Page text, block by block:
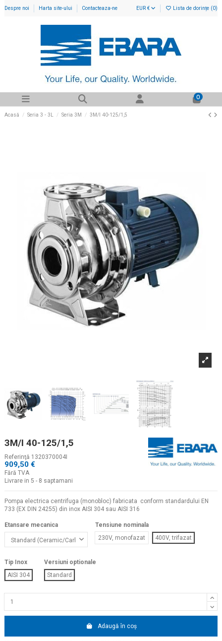
Despre noi Harta site-ului Contacteaza-ne EUR € Lista de dorințe (0)
0
Acasă Seria 3 - 3L Seria 3M 3M/I 40-125/1,5
3M/I 40-125/1,5
Referinţă 1320370004I
909,50 €
Fără TVA
Livrare in 5 - 8 saptamani
Pompa electrica centrifuga (monobloc) fabricata conform standardului EN
733 (EX DIN 24255) din inox AISI 304 sau AISI 316
Etansare mecanica
Tensiune nominala
230V, monofazat
400V, trifazat
Tip Inox
AISI 304
Versiuni optionale
Standard
Adaugă în coș